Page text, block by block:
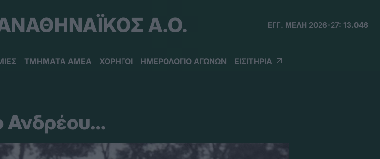
Α.Ο. ΕΓΓ. ΜΕΛΗ 2026-27: 13.046
ΤΜΗΜΑΤΑ ΑΜΕΑ ΧΟΡΗΓΟΙ ΗΜΕΡΟΛΟΓΙΟ ΑΓΩΝΩΝ ΕΙΣΙΤΗΡΙΑ
Ανδρέου…